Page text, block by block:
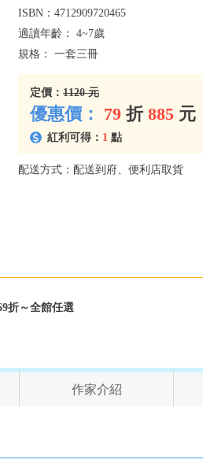
ISBN： 4712909720465
適讀年齡： 4~7歲
規格： 一套三冊
定價： 1120 元
優惠價： 79 折 885 元
紅利可得： 1 點
配送方式：配送到府、便利店取貨
折～全館任選
作家介紹